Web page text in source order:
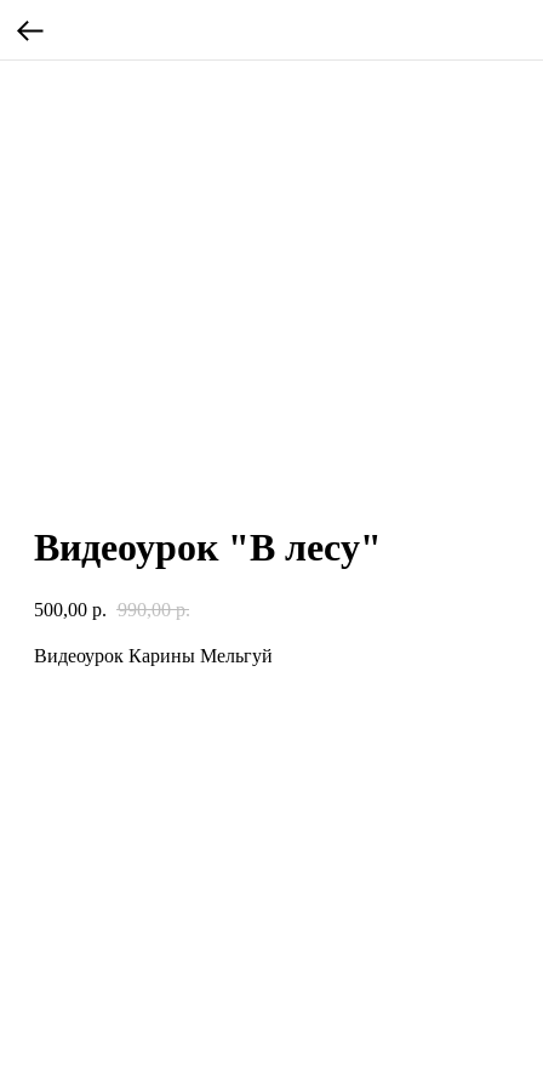
Видеоурок "В лесу"
500,00 р. 990,00 р.
Видеоурок Карины Мельгуй